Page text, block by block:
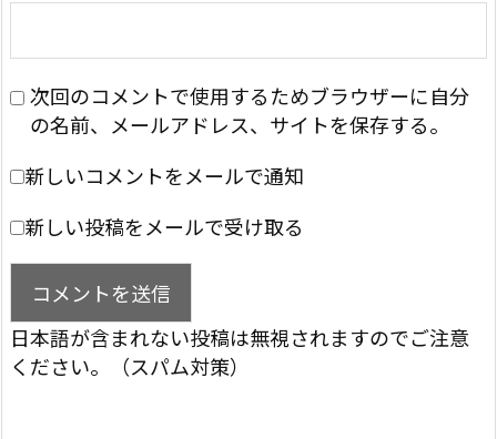
次回のコメントで使用するためブラウザーに自分
の名前、メールアドレス、サイトを保存する。
新しいコメントをメールで通知
新しい投稿をメールで受け取る
日本語が含まれない投稿は無視されますのでご注意
ください。（スパム対策）